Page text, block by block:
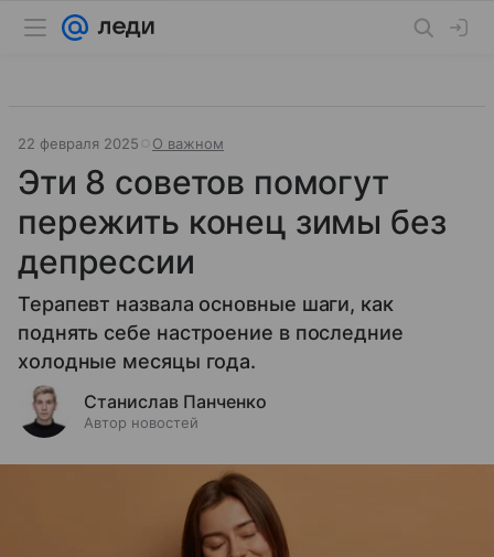
22 февраля 2025 О важном
Эти 8 советов помогут
пережить конец зимы без
депрессии
Терапевт назвала основные шаги, как
поднять себе настроение в последние
холодные месяцы года.
Станислав Панченко
Автор новостей